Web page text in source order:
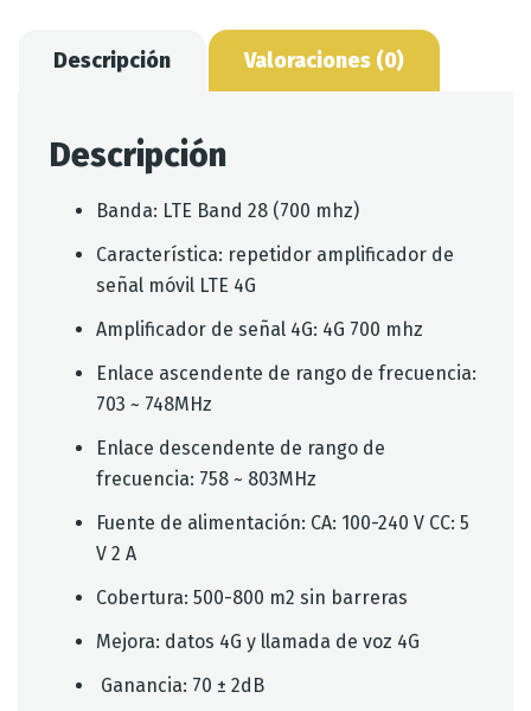
Descripción Valoraciones (0)
Descripción
Banda: LTE Band 28 (700 mhz)
Característica: repetidor amplificador de
señal móvil LTE 4G
Amplificador de señal 4G: 4G 700 mhz
Enlace ascendente de rango de frecuencia:
703 ~ 748MHz
Enlace descendente de rango de
frecuencia: 758 ~ 803MHz
Fuente de alimentación: CA: 100-240 V CC: 5
V 2 A
Cobertura: 500-800 m2 sin barreras
Mejora: datos 4G y llamada de voz 4G
Ganancia: 70 ± 2dB